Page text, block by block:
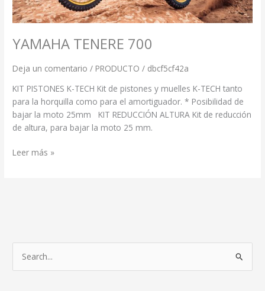
YAMAHA TENERE 700
Deja un comentario / PRODUCTO / dbcf5cf42a
KIT PISTONES K-TECH Kit de pistones y muelles K-TECH tanto
para la horquilla como para el amortiguador. * Posibilidad de
bajar la moto 25mm KIT REDUCCIÓN ALTURA​ Kit de reducción
de altura, para bajar la moto 25 mm.
Leer más »
u